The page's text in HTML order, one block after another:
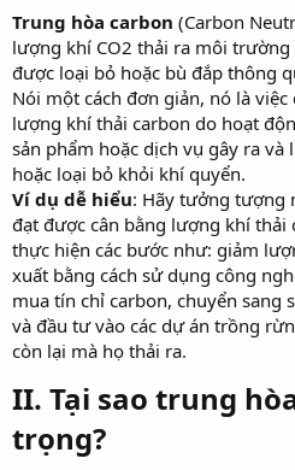
Trung hòa carbon (Carbon
lượng khí CO2 thải ra môi
được loại bỏ hoặc bù đắp thông
Nói một cách đơn giản, nó là
lượng khí thải carbon do hoạt
sản phẩm hoặc dịch vụ gây ra
hoặc loại bỏ khỏi khí quyển.
Ví dụ dễ hiểu: Hãy tưởng tượng
đạt được cân bằng lượng khí thải
thực hiện các bước như: giảm
xuất bằng cách sử dụng công
mua tín chỉ carbon, chuyển sang
và đầu tư vào các dự án trồng
còn lại mà họ thải ra.
II. Tại sao trung
trọng?